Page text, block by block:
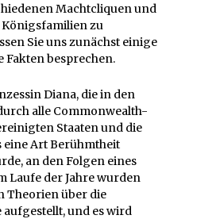
Machtcliquen und
zu
Sie uns zunächst einige
Fakten besprechen.
Diana, die in den
alle Commonwealth-
Staaten und die
eine Art Berühmtheit
an den Folgen eines
Laufe der Jahre wurden
Theorien über die
aufgestellt, und es wird